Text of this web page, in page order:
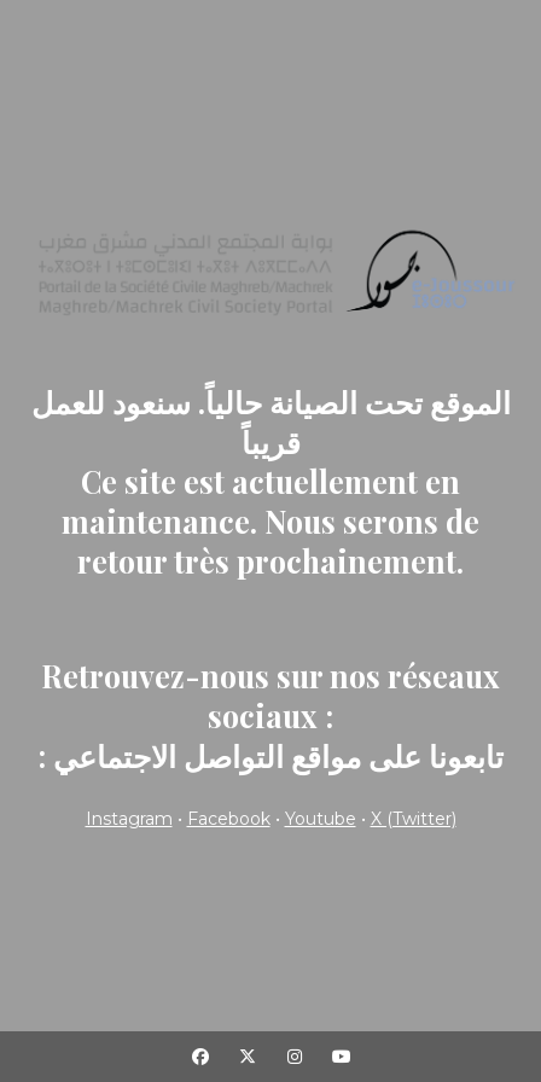
الموقع تحت الصيانة حالياً. سنعود للعمل
قريباً
Ce site est actuellement en
maintenance. Nous serons de
retour très prochainement.
Retrouvez-nous sur nos réseaux
sociaux :
: تابعونا على مواقع التواصل الاجتماعي
Instagram • Facebook• Youtube • X (Twitter)